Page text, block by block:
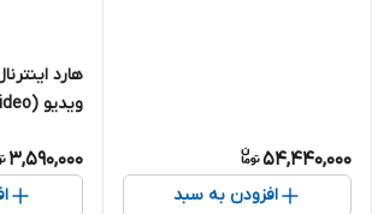
54,440,000
افزودن به سبد
ویدیو (Seagate Video)
3,590,000